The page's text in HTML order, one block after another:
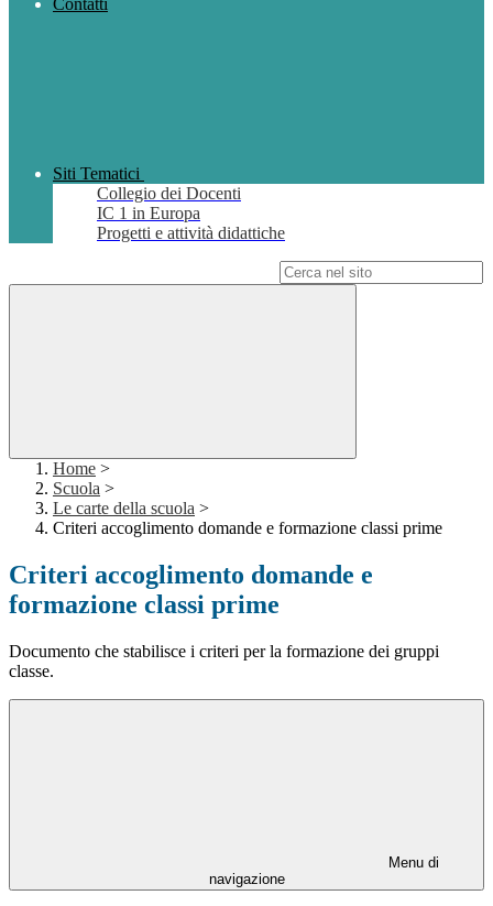
Contatti
Siti Tematici
Collegio dei Docenti
IC 1 in Europa
Progetti e attività didattiche
Home >
Scuola >
Le carte della scuola >
Criteri accoglimento domande e formazione classi prime
Criteri accoglimento domande e
formazione classi prime
Documento che stabilisce i criteri per la formazione dei gruppi
classe.
Menu di
navigazione